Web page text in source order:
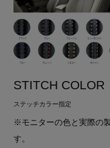
STITCH COLOR
ステッチカラー指定
※モニターの色と実際の
す。